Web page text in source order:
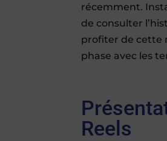
récemment.
de consulter
profiter de cette
phase avec les
Reels